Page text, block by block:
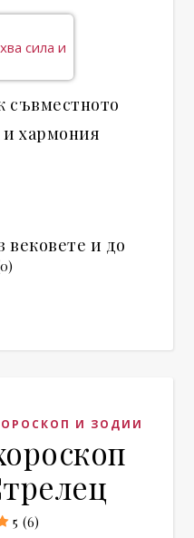
съвместното
и хармония
вековете и до
И ЗОДИИ
5 (6)